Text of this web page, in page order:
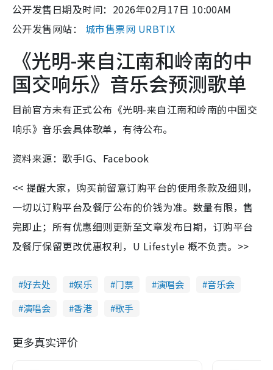
公开发售日期及时间：2026年02月17日 10:00AM
公开发售网站： 城市售票网 URBTIX
《光明-来自江南和岭南的中
国交响乐》音乐会预测歌单
目前官方未有正式公布《光明-来自江南和岭南的中国交
响乐》音乐会具体歌单，有待公布。
资料来源：歌手IG、Facebook
<< 提醒大家，购买前留意订购平台的使用条款及细则，
一切以订购平台及餐厅公布的价钱为准。数量有限，售
完即止；所有优惠细则更新至文章发布日期，订购平台
及餐厅保留更改优惠权利，U Lifestyle 概不负责。>>
好去处 娱乐 门票 演唱会
音乐会
演唱会
香港 歌手
更多真实评价